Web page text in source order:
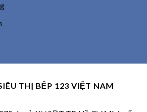
THỊ BẾP 123 VIỆT NAM